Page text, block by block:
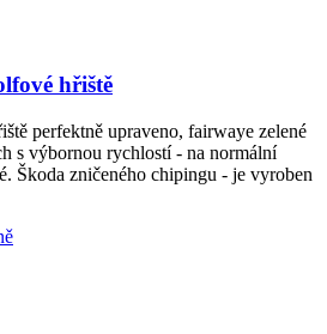
hřiště
perfektně upraveno, fairwaye zelené
s výbornou rychlostí - na normální
Škoda zničeného chipingu - je vyroben